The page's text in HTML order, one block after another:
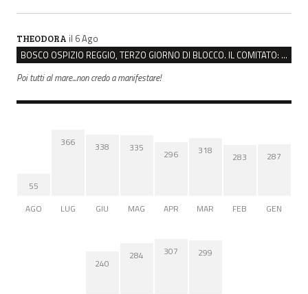
THEODORA il 6 Ago
BOSCO OSPIZIO REGGIO, TERZO GIORNO DI BLOCCO. IL COMITATO: “PRESIDIO FINO A VENERDÌ”
Poi tutti al mare...non credo a manifestare!
55
AGO
366
LUG
338
GIU
335
MAG
296
APR
318
MAR
283
FEB
287
GEN
240
284 307 299